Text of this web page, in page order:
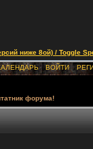
ниже 8ой) / Toggle
ВОЙТИ
форума!